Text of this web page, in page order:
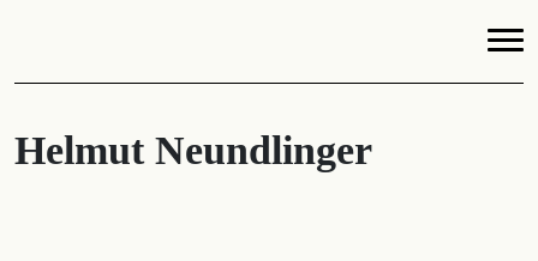
Helmut Neundlinger